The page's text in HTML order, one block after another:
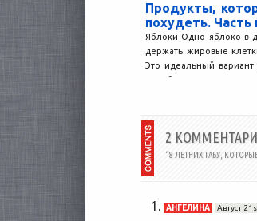
Продукты,
похудеть. Часть
Яблоки Одно яблоко в
держать жировые
Это идеальный вариант
как яблоки...
2
“8 ЛЕТНИХ ТАБУ,
АНГЕЛИНА Август